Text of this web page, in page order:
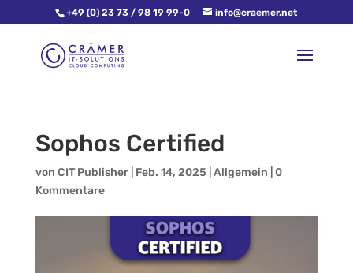
+49 (0) 23 73 / 98 19 99-0 info@craemer.net
Sophos Certified
von CIT Publisher| Feb. 14, 2025 Allgemein 0
Kommentare